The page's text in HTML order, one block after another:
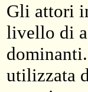
Gli attori
livello di
utilizzata